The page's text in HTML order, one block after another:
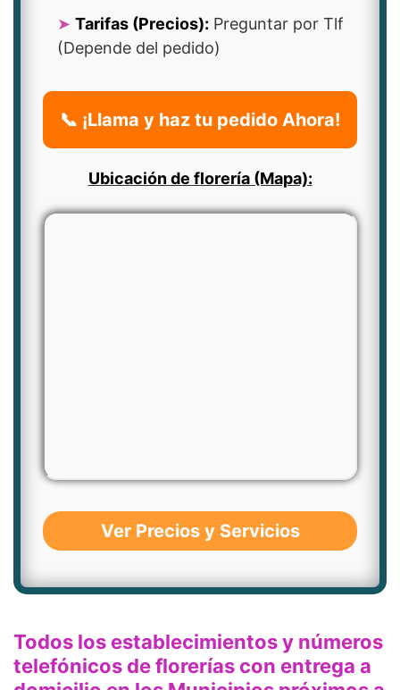
Tarifas (Precios): Preguntar por Tlf
(Depende del pedido)
📞 ¡Llama y haz tu pedido Ahora!
Ubicación de florería (Mapa):
Ver Precios y Servicios
Todos los establecimientos y números
telefónicos de florerías con entrega a